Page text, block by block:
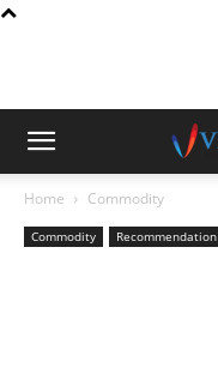
Home Commodity
Commodity Recommendation